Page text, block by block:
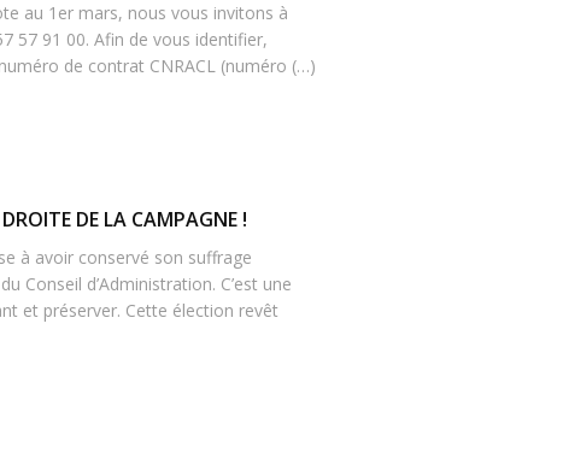
au 1er mars, nous vous invitons à
57 91 00. Afin de vous identifier,
de contrat CNRACL (numéro (…)
DE LA CAMPAGNE !
à avoir conservé son suffrage
Conseil d’Administration. C’est une
et préserver. Cette élection revêt